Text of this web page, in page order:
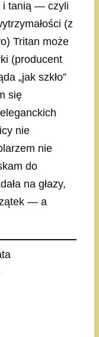
i tanią — czyli
(z
Tritan może
(producent
„jak szkło”
się
nie
nie
do
na głazy,
— a